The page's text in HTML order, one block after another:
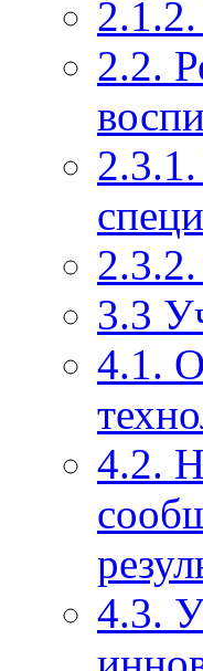
2.2.
2.3.1.
3.3
4.1.
4.2.
4.3.